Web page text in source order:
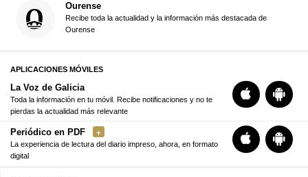
Ourense
Recibe toda la actualidad y la información más destacada de
Ourense
APLICACIONES MÓVILES
La Voz de Galicia
Toda la información en tu móvil. Recibe notificaciones y no te
pierdas la actualidad más relevante
Periódico en PDF
La experiencia de lectura del diario impreso, ahora, en formato
digital